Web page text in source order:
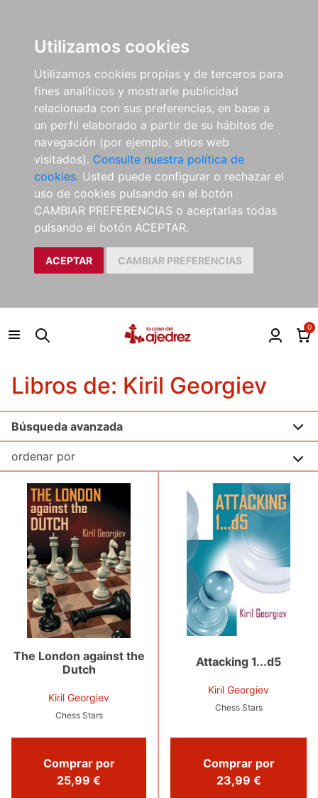
Utilizamos cookies
Utilizamos cookies propias y de terceros para
fines analíticos y mostrarle publicidad
relacionada con sus preferencias, en base a
un perfil elaborado a partir de su hábitos de
navegación (por ejemplo, sitios web
visitados). Consulte nuestra política de
cookies. Usted puede configurar o rechazar el
uso de cookies pulsando en el botón
CAMBIAR PREFERENCIAS o aceptarlas todas
pulsando el botón ACEPTAR.
ACEPTAR CAMBIAR PREFERENCIAS
0
Libros de: Kiril Georgiev
Búsqueda avanzada
The London against the
Dutch
Kiril Georgiev
Chess Stars
Comprar por
25,99 €
Attacking 1...d5
Kiril Georgiev
Chess Stars
Comprar por
23,99 €